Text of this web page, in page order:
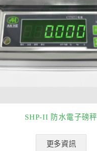
SHP-II 防水電子磅秤
更多資訊